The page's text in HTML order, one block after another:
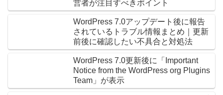
営者が注目すべきポイント
WordPress 7.0アップデート後に報告
されているトラブル情報まとめ｜更新
前後に確認したい不具合と対処法
WordPress 7.0更新後に「Important
Notice from the WordPress org Plugins
Team」が表示